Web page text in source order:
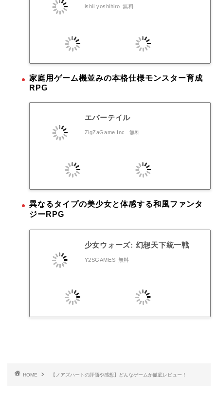
ishii yoshihiro 無料
家庭用ゲーム機並みの本格仕様モンスター育成
RPG
エバーテイル
ZigZaGame Inc. 無料
異なるタイプの美少女と体感する和風ファンタ
ジーRPG
少女ウォーズ: 幻想天下統一戦
Y2SGAMES 無料
HOME 【ノアズハートの評価や感想】どんなゲームか徹底レビュー！